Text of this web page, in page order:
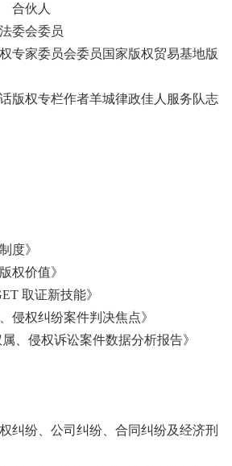
合伙人
委会委员
专家委员会委员国家版权贸易基地版
版权专栏作者羊城律政佳人服务队志
度》
权价值》
取证新技能》
侵权纠纷案件判决焦点》
、侵权诉讼案件数据分析报告》
纠纷、公司纠纷、合同纠纷及经济刑